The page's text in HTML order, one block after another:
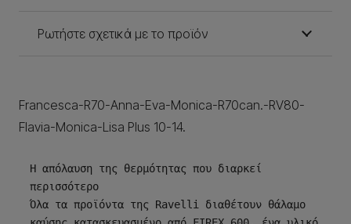
Ρωτήστε σχετικά με το προϊόν
Francesca-R70-Anna-Eva-Monica-R70can.-RV80-
Flavia-Monica-Lisa Plus 10-14.
Η απόλαυση της θερμότητας που διαρκεί
περισσότερο
Όλα τα προϊόντα της Ravelli διαθέτουν θάλαμο